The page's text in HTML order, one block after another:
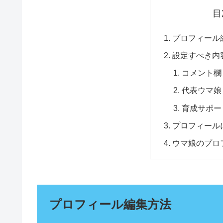
プロフィール
設定すべき内
コメント欄
代表ウマ娘
育成サポー
プロフィール
ウマ娘のプロ
プロフィール編集方法